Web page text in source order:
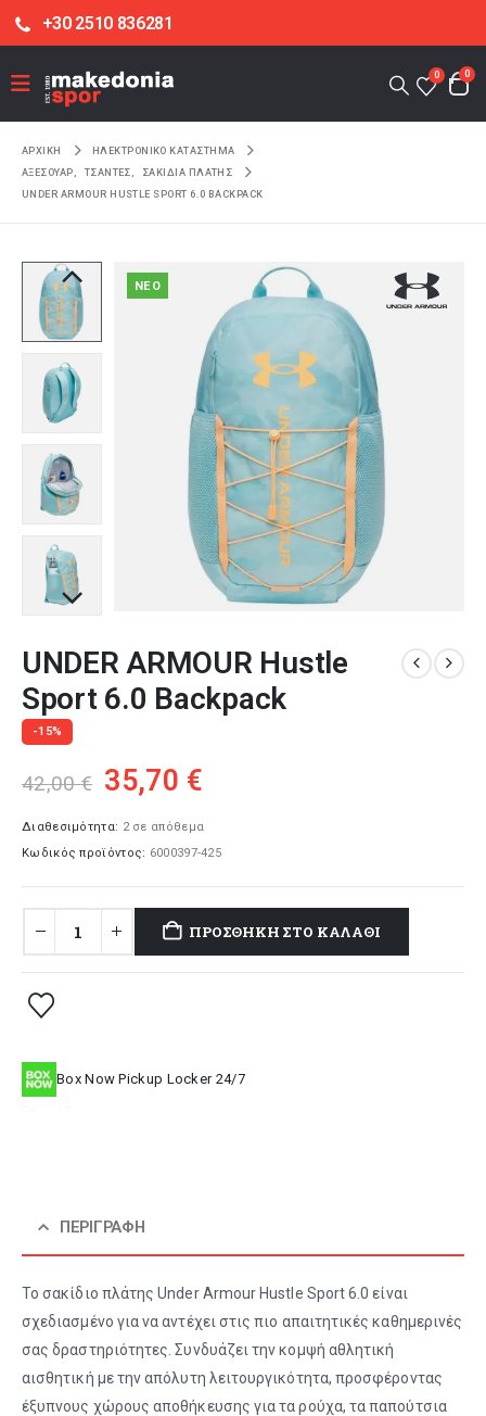
+30 2510 836281
0 0
ΑΡΧΙΚΉ
ΗΛΕΚΤΡΟΝΙΚΌ ΚΑΤΆΣΤΗΜΑ
ΑΞΕΣΟΥΑΡ
ΤΣΑΝΤΕΣ
ΣΑΚΙΔΙΑ ΠΛΑΤΗΣ
UNDER ARMOUR HUSTLE SPORT 6.0 BACKPACK
NEO
UNDER ARMOUR Hustle
Sport 6.0 Backpack
-15%
42,00€ Original
was:
42,00 €.
35,70 €
τιμή
είναι:
35,70 €.
Διαθεσιμότητα: 2 σε απόθεμα
Κωδικός προϊόντος: 6000397-425
ΠΡΟΣΘΉΚΗ ΣΤΟ ΚΑΛΆΘΙ
Box Now Pickup Locker 24/7
ΠΕΡΙΓΡΑΦΉ
Το σακίδιο πλάτης Under Armour Hustle Sport 6.0 είναι
σχεδιασμένο για να αντέχει στις πιο απαιτητικές καθημερινές
σας δραστηριότητες. Συνδυάζει την κομψή αθλητική
αισθητική με την απόλυτη λειτουργικότητα, προσφέροντας
έξυπνους χώρους αποθήκευσης για τα ρούχα, τα παπούτσια